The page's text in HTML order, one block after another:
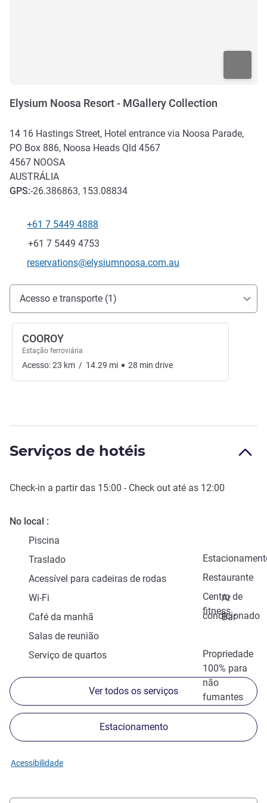
Elysium Noosa Resort - MGallery Collection
14 16 Hastings Street, Hotel entrance via Noosa Parade,
PO Box 886, Noosa Heads Qld 4567
4567 NOOSA
AUSTRÁLIA
GPS:-26.386863, 153.08834
Telefone
+61 7 5449 4888
Fax
+61 7 5449 4753
E-mail de contato
reservations@elysiumnoosa.com.au
Acesso e transporte
Acesso e transporte (1)
COOROY
Estação ferroviária
Acesso:23 km / 14.29 mi 28 min drive
Serviços de hotéis
Check-in a partir das 15:00 - Check out até as 12:00
No local
Piscina
Traslado
Restaurante
Acessível para cadeiras de rodas
Centro de
fitness
Wi-Fi
Ar
condicionado
Café da manhã
Bar
Salas de reunião
Propriedade
100% para
não
fumantes
Serviço de quartos
Ver todos os serviços
Estacionamento
Acessibilidade